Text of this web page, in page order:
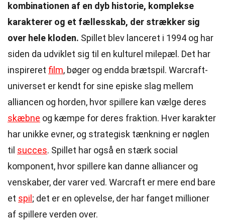
kombinationen af en dyb historie, komplekse
karakterer og et fællesskab, der strækker sig
over hele kloden. Spillet blev lanceret i 1994 og har
siden da udviklet sig til en kulturel milepæl. Det har
inspireret film, bøger og endda brætspil. Warcraft-
universet er kendt for sine episke slag mellem
alliancen og horden, hvor spillere kan vælge deres
skæbne og kæmpe for deres fraktion. Hver karakter
har unikke evner, og strategisk tænkning er nøglen
til succes. Spillet har også en stærk social
komponent, hvor spillere kan danne alliancer og
venskaber, der varer ved. Warcraft er mere end bare
et spil ; det er en oplevelse, der har fanget millioner
af spillere verden over.